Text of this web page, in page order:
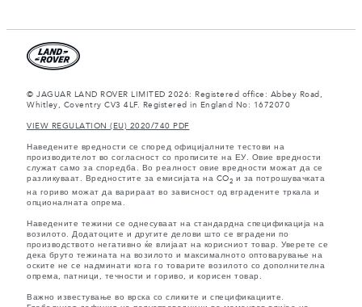
© JAGUAR LAND ROVER LIMITED 2026: Registered office: Abbey Road,
Whitley, Coventry CV3 4LF. Registered in England No: 1672070
VIEW REGULATION (EU) 2020/740 PDF
Наведените вредности се според официјалните тестови на
производителот во согласност со прописите на ЕУ. Овие вредности
служат само за споредба. Во реалност овие вредности можат да се
разликуваат. Вредностите за емисијата на CO2 и за потрошувачката
на гориво можат да варираат во зависност од вградените тркала и
опционалната опрема.
Наведените тежини се однесуваат на стандардна спецификација на
возилото. Додатоците и другите делови што се вградени по
производството негативно ќе влијаат на корисниот товар. Уверете се
дека бруто тежината на возилото и максималното оптоварување на
оските не се надминати кога го товарите возилото со дополнителна
опрема, патници, течности и гориво, и корисен товар.
Важно известување во врска со сликите и спецификациите.